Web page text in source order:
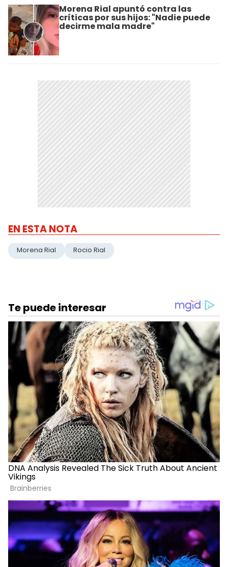
Morena Rial apuntó contra las
críticas por sus hijos: "Nadie puede
decirme mala madre"
EN ESTA NOTA
Morena Rial Rocio Rial